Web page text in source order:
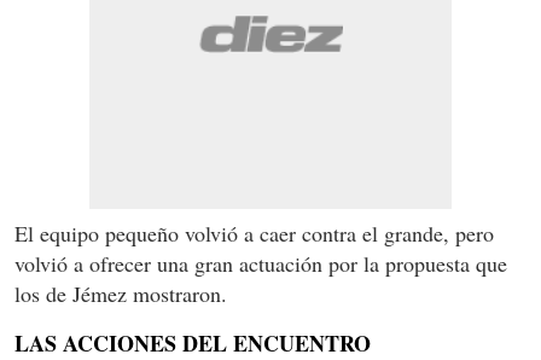
El equipo pequeño volvió a caer contra el grande, pero
volvió a ofrecer una gran actuación por la propuesta que
los de Jémez mostraron.
LAS ACCIONES DEL ENCUENTRO